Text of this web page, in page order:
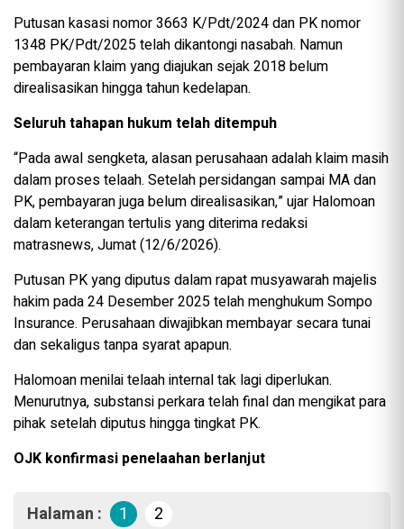
Putusan kasasi nomor 3663 K/Pdt/2024 dan PK nomor
1348 PK/Pdt/2025 telah dikantongi nasabah. Namun
pembayaran klaim yang diajukan sejak 2018 belum
direalisasikan hingga tahun kedelapan.
Seluruh tahapan hukum telah ditempuh
“Pada awal sengketa, alasan perusahaan adalah klaim masih
dalam proses telaah. Setelah persidangan sampai MA dan
PK, pembayaran juga belum direalisasikan,” ujar Halomoan
dalam keterangan tertulis yang diterima redaksi
matrasnews, Jumat (12/6/2026).
Putusan PK yang diputus dalam rapat musyawarah majelis
hakim pada 24 Desember 2025 telah menghukum Sompo
Insurance. Perusahaan diwajibkan membayar secara tunai
dan sekaligus tanpa syarat apapun.
Halomoan menilai telaah internal tak lagi diperlukan.
Menurutnya, substansi perkara telah final dan mengikat para
pihak setelah diputus hingga tingkat PK.
OJK konfirmasi penelaahan berlanjut
Halaman : 1 2